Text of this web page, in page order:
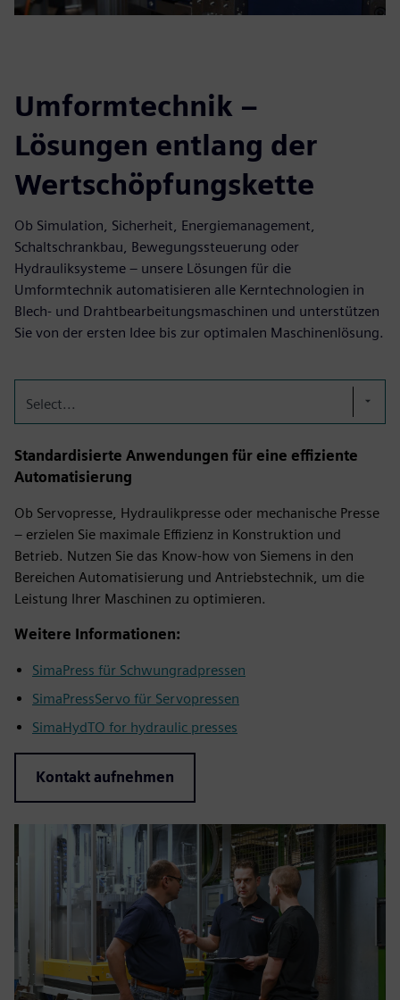
Umformtechnik –
Lösungen entlang der
Wertschöpfungskette
Ob Simulation, Sicherheit, Energiemanagement,
Schaltschrankbau, Bewegungssteuerung oder
Hydrauliksysteme – unsere Lösungen für die
Umformtechnik automatisieren alle Kerntechnologien in
Blech- und Drahtbearbeitungsmaschinen und unterstützen
Sie von der ersten Idee bis zur optimalen Maschinenlösung.
Select...
Standardisierte Anwendungen für eine effiziente
Automatisierung
Ob Servopresse, Hydraulikpresse oder mechanische Presse
– erzielen Sie maximale Effizienz in Konstruktion und
Betrieb. Nutzen Sie das Know-how von Siemens in den
Bereichen Automatisierung und Antriebstechnik, um die
Leistung Ihrer Maschinen zu optimieren.
Weitere Informationen:
SimaPress für Schwungradpressen
SimaPressServo für Servopressen
SimaHydTO for hydraulic presses
Kontakt aufnehmen